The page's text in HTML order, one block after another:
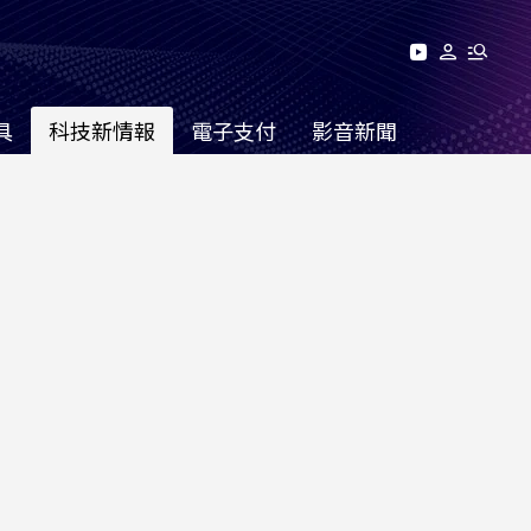
科技新情報 電子支付 影音新聞